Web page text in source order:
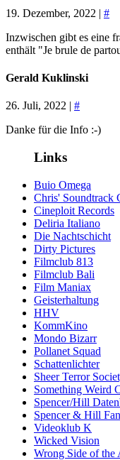
19. Dezember, 2022 | #
Inzwischen gibt es eine
enthält "Je brule de
Gerald Kuklinski
26. Juli, 2022 | #
Danke für die Info :-)
Links
Buio Omega
Chris' Soundtrack
Cineploit Records
Deliria Italiano
Die Nachtschicht
Dirty Pictures
Filmclub 813
Filmclub Bali
Film Maniax
Geisterhaltung
HHV
KommKino
Mondo Bizarr
Pollanet Squad
Schattenlichter
Sheer Terror
Something Weird
Spencer/Hill
Spencer & Hill
Videoklub K
Wicked Vision
Wrong Side of the